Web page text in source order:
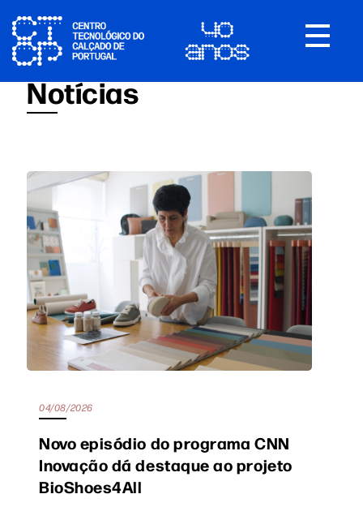
Toggle
Notícias
04/08/2026
Novo episódio do programa CNN
Inovação dá destaque ao projeto
BioShoes4All